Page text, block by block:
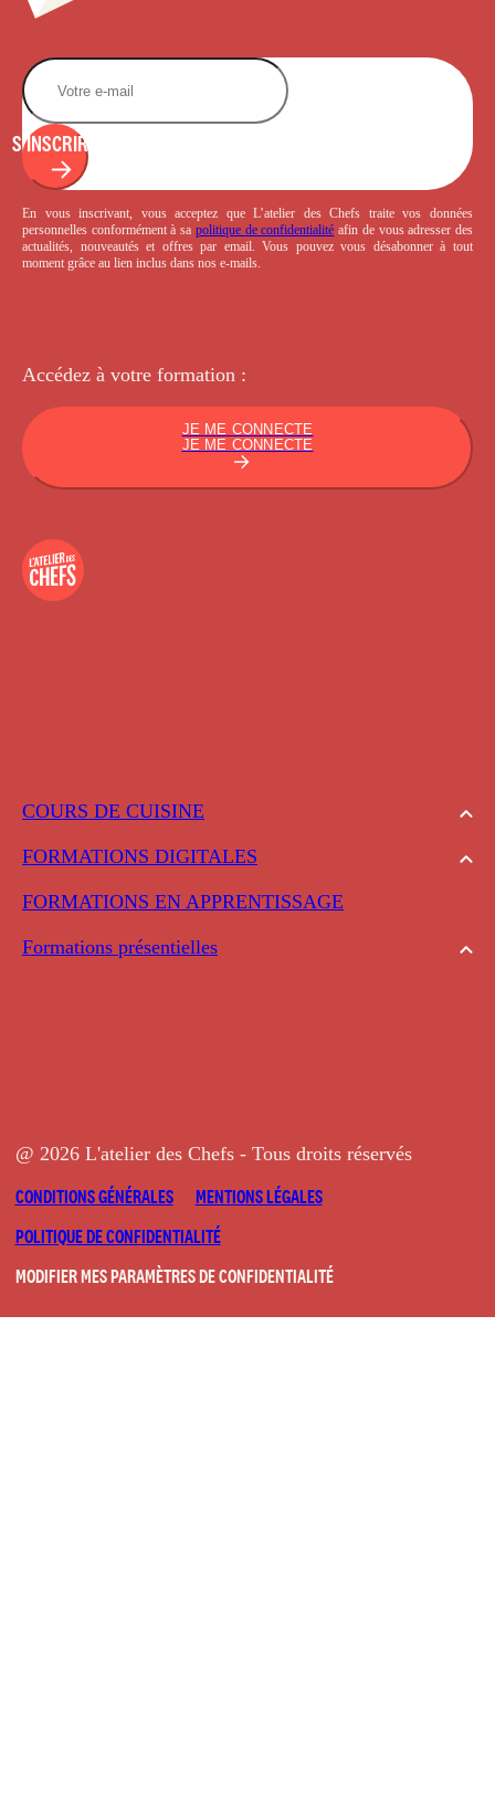
COURS DE CUISINE
FORMATIONS DIGITALES
FORMATIONS EN APPRENTISSAGE
Formations présentielles
S'INSCRIRE
En vous inscrivant, vous acceptez que L’atelier des Chefs traite vos données
personnelles conformément à sa politique de confidentialité afin de vous adresser des
actualités, nouveautés et offres par email. Vous pouvez vous désabonner à tout
moment grâce au lien inclus dans nos e-mails.
Accédez à votre formation :
JE ME CONNECTE
JE ME CONNECTE
@ 2026 L'atelier des Chefs - Tous droits réservés
CONDITIONS GÉNÉRALES
MENTIONS LÉGALES
POLITIQUE DE CONFIDENTIALITÉ
MODIFIER MES PARAMÈTRES DE CONFIDENTIALITÉ